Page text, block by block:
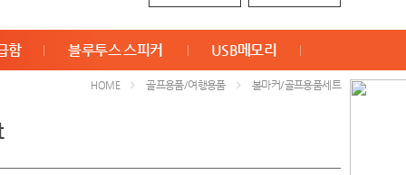
함 블루투스 스피커 USB메모리
HOME 골프용품/여행용품 볼마커/골프용품세트